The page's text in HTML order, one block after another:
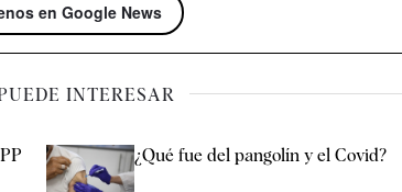
en Google News
INTERESAR
¿Qué fue del pangolín y el Covid?